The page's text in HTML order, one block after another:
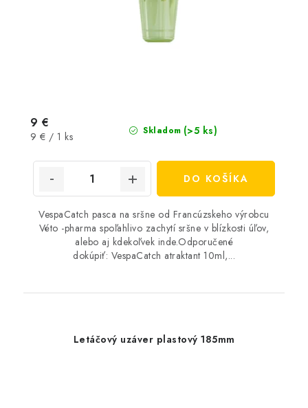
Skladom (>5 ks)
9 €
Jednotková
9 € / 1 ks
DO KOŠÍKA
VespaCatch pasca na sršne od Francúzskeho výrobcu
Véto -pharma spoľahlivo zachytí sršne v blízkosti úľov,
alebo aj kdekoľvek inde.Odporučené
dokúpiť: VespaCatch atraktant 10ml,...
Letáčový uzáver plastový 185mm